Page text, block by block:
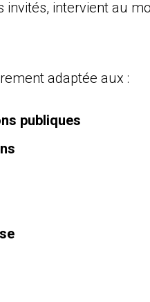
invités, intervient au
adaptée aux :
publiques